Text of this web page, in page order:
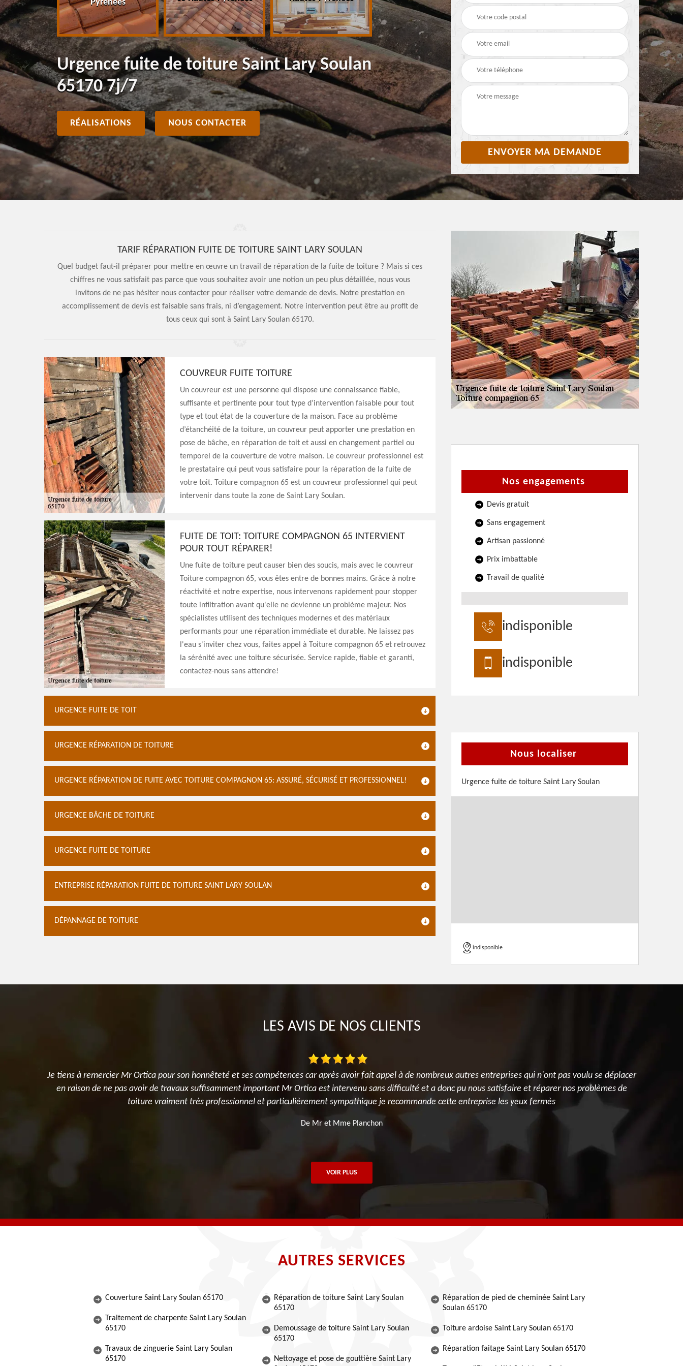
Pyrénées
Pyrénées
Urgence fuite de toiture Saint Lary Soulan
65170 7j/7
RÉALISATIONS NOUS CONTACTER
TARIF RÉPARATION FUITE DE TOITURE SAINT LARY SOULAN
Quel budget faut-il préparer pour mettre en œuvre un travail de réparation de la fuite de toiture ? Mais si ces
chiffres ne vous satisfait pas parce que vous souhaitez avoir une notion un peu plus détaillée, nous vous
invitons de ne pas hésiter nous contacter pour réaliser votre demande de devis. Notre prestation en
accomplissement de devis est faisable sans frais, ni d’engagement. Notre intervention peut être au profit de
tous ceux qui sont à Saint Lary Soulan 65170.
COUVREUR FUITE TOITURE
Un couvreur est une personne qui dispose une connaissance fiable,
suffisante et pertinente pour tout type d’intervention faisable pour tout
type et tout état de la couverture de la maison. Face au problème
d’étanchéité de la toiture, un couvreur peut apporter une prestation en
pose de bâche, en réparation de toit et aussi en changement partiel ou
temporel de la couverture de votre maison. Le couvreur professionnel est
le prestataire qui peut vous satisfaire pour la réparation de la fuite de
votre toit. Toiture compagnon 65 est un couvreur professionnel qui peut
intervenir dans toute la zone de Saint Lary Soulan.
FUITE DE TOIT: TOITURE COMPAGNON 65 INTERVIENT
POUR TOUT RÉPARER!
Une fuite de toiture peut causer bien des soucis, mais avec le couvreur
Toiture compagnon 65, vous êtes entre de bonnes mains. Grâce à notre
réactivité et notre expertise, nous intervenons rapidement pour stopper
toute infiltration avant qu'elle ne devienne un problème majeur. Nos
spécialistes utilisent des techniques modernes et des matériaux
performants pour une réparation immédiate et durable. Ne laissez pas
l'eau s'inviter chez vous, faites appel à Toiture compagnon 65 et retrouvez
la sérénité avec une toiture sécurisée. Service rapide, fiable et garanti,
contactez-nous sans attendre!
URGENCE FUITE DE TOIT
URGENCE RÉPARATION DE TOITURE
URGENCE RÉPARATION DE FUITE AVEC TOITURE COMPAGNON 65: ASSURÉ, SÉCURISÉ ET PROFESSIONNEL!
URGENCE BÂCHE DE TOITURE
URGENCE FUITE DE TOITURE
ENTREPRISE RÉPARATION FUITE DE TOITURE SAINT LARY SOULAN
DÉPANNAGE DE TOITURE
Nos engagements
Devis gratuit
Sans engagement
Artisan passionné
Prix imbattable
Travail de qualité
indisponible
indisponible
Nous localiser
Urgence fuite de toiture Saint Lary Soulan
indisponible
LES AVIS DE NOS CLIENTS
Je tiens à remercier Mr Ortica pour son honnêteté et ses compétences car après avoir fait appel à de nombreux autres entreprises qui n'ont pas voulu se déplacer
en raison de ne pas avoir de travaux suffisamment important Mr Ortica est intervenu sans difficulté et a donc pu nous satisfaire et réparer nos problèmes de
toiture vraiment très professionnel et particulièrement sympathique je recommande cette entreprise les yeux fermès
De Mr et Mme Planchon
VOIR PLUS
AUTRES SERVICES
Couverture Saint Lary Soulan 65170
Traitement de charpente Saint Lary Soulan
65170
Travaux de zinguerie Saint Lary Soulan
65170
Réparation de toiture Saint Lary Soulan
65170
Demoussage de toiture Saint Lary Soulan
65170
Nettoyage et pose de gouttière Saint Lary
Réparation de pied de cheminée Saint Lary
Soulan 65170
Toiture ardoise Saint Lary Soulan 65170
Réparation faitage Saint Lary Soulan 65170